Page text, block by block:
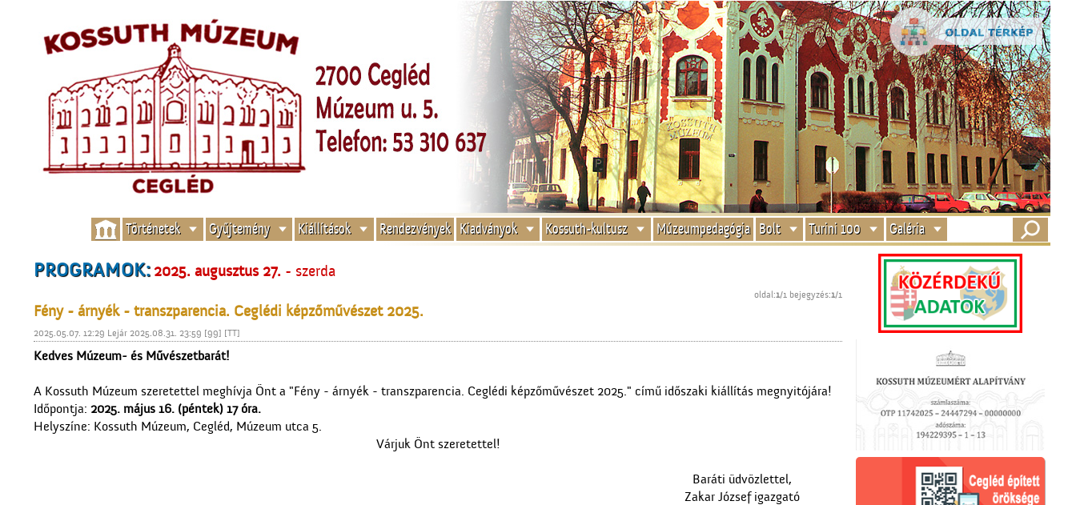
Történetek Gyűjtemény Kiállítások Rendezvények Kiadványok Kossuth-kultusz Múzeumpedagógia Bolt Turini 100 Galéria
PROGRAMOK:2025. augusztus 27. - szerda
oldal:1/1 bejegyzés:1/1
Fény - árnyék - transzparencia. Ceglédi képzőművészet 2025.
2025.05.07. 12:29 Lejár 2025.08.31. 23:59 [99] [TT]
Kedves Múzeum- és Művészetbarát!
A Kossuth Múzeum szeretettel meghívja Önt a "Fény - árnyék - transzparencia. Ceglédi képzőművészet 2025." című időszaki kiállítás megnyitójára!
Időpontja: 2025. május 16. (péntek) 17 óra.
Helyszíne: Kossuth Múzeum, Cegléd, Múzeum utca 5.
Várjuk Önt szeretettel!
Baráti üdvözlettel,
Zakar József igazgató